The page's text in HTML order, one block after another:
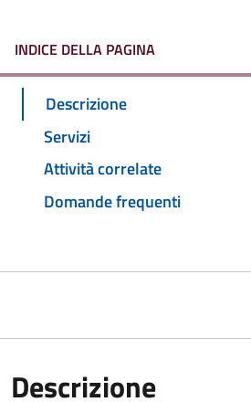
INDICE DELLA PAGINA
Descrizione
Servizi
Attività correlate
Domande frequenti
Descrizione